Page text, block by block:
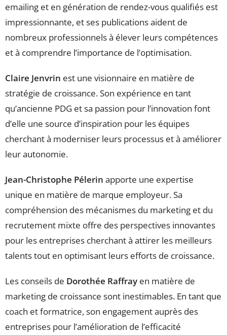
emailing et en génération de rendez-vous qualifiés est
impressionnante, et ses publications aident de
nombreux professionnels à élever leurs compétences
et à comprendre l’importance de l’optimisation.
Claire Jenvrin est une visionnaire en matière de
stratégie de croissance. Son expérience en tant
qu’ancienne PDG et sa passion pour l’innovation font
d’elle une source d’inspiration pour les équipes
cherchant à moderniser leurs processus et à améliorer
leur autonomie.
Jean-Christophe Pélerin apporte une expertise
unique en matière de marque employeur. Sa
compréhension des mécanismes du marketing et du
recrutement mixte offre des perspectives innovantes
pour les entreprises cherchant à attirer les meilleurs
talents tout en optimisant leurs efforts de croissance.
Les conseils de Dorothée Raffray en matière de
marketing de croissance sont inestimables. En tant que
coach et formatrice, son engagement auprès des
entreprises pour l’amélioration de l’efficacité